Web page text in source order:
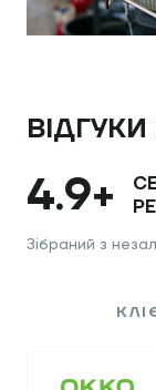
4.9+
Зібраний з